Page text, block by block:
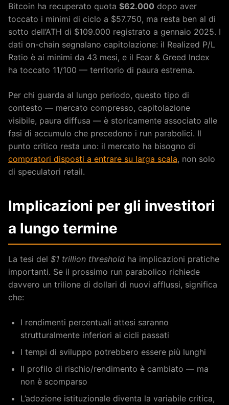
Bitcoin ha recuperato quota $62.000 dopo aver
toccato i minimi di ciclo a $57.750, ma resta ben al di
sotto dell’ATH di $109.000 registrato a gennaio 2025. I
dati on-chain segnalano capitolazione: il Realized P/L
Ratio è ai minimi da 43 mesi, e il Fear & Greed Index
ha toccato 11/100 — territorio di paura estrema.
Per chi guarda al lungo periodo, questo tipo di
contesto — mercato compresso, capitolazione
visibile, paura diffusa — è storicamente associato alle
fasi di accumulo che precedono i run parabolici. Il
punto critico resta uno: il mercato ha bisogno di
compratori disposti a entrare su larga scala, non solo
di speculatori retail.
Implicazioni per gli investitori
a lungo termine
La tesi del $1 trillion threshold ha implicazioni pratiche
importanti. Se il prossimo run parabolico richiede
davvero un trilione di dollari di nuovi afflussi, significa
che:
I rendimenti percentuali attesi saranno
strutturalmente inferiori ai cicli passati
I tempi di sviluppo potrebbero essere più lunghi
Il profilo di rischio/rendimento è cambiato — ma
non è scomparso
L’adozione istituzionale diventa la variabile critica,